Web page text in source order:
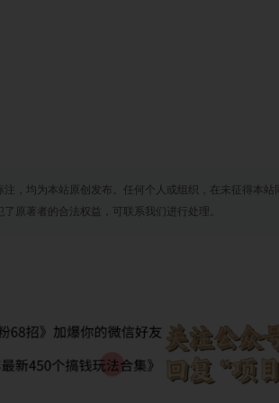
，均为本站原创发布。任何个人或组织，在未征得本
原著者的合法权益，可联系我们进行处理。